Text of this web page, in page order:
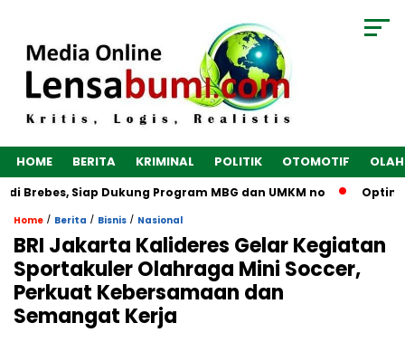
HOME BERITA KRIMINAL POLITIK OTOMOTIF
Siap Dukung Program MBG dan UMKM no
Home / Berita / Bisnis / Nasional
BRI Jakarta Kalideres Gelar Kegiatan
Sportakuler Olahraga Mini Soccer,
Perkuat Kebersamaan dan
Semangat Kerja